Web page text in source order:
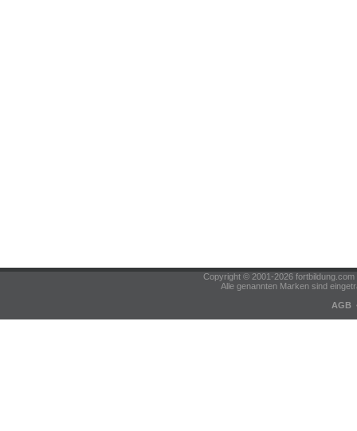
Copyright © 2001-2026
Alle genannten Marken sind
AGB